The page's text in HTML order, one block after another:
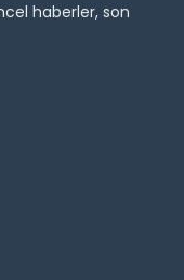
haberler, son